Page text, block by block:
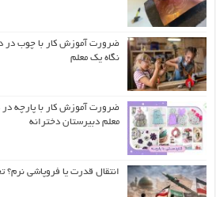
ضرورت آموزش کار با چوب در
نگاه یک معلم
ضرورت آموزش کار با پارچه
معلم دبیرستان دخترانه
انتقال قدرت یا فروپاشی نرم؟